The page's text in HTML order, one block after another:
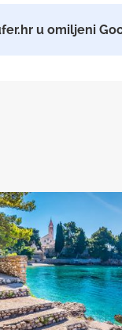
u omiljeni